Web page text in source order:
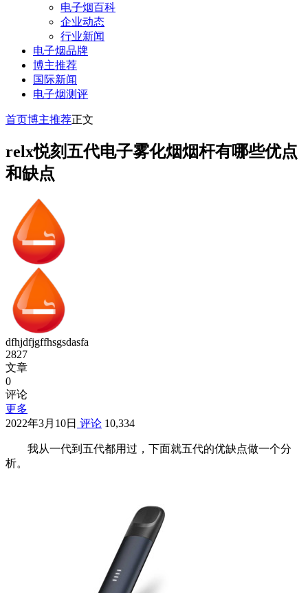
电子烟百科
企业动态
行业新闻
电子烟品牌
博主推荐
国际新闻
电子烟测评
首页博主推荐正文
relx悦刻五代电子雾化烟烟杆有哪些优点
和缺点
dfhjdfjgffhsgsdasfa
2827
文章
0
评论
更多
2022年3月10日 评论 10,334
我从一代到五代都用过，下面就五代的优缺点做一个分
析。